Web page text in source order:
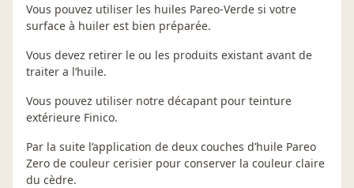
Vous pouvez utiliser les huiles Pareo-Verde si votre
surface à huiler est bien préparée.
Vous devez retirer le ou les produits existant avant de
traiter a l’huile.
Vous pouvez utiliser notre décapant pour teinture
extérieure Finico.
Par la suite l’application de deux couches d’huile Pareo
Zero de couleur cerisier pour conserver la couleur claire
du cèdre.